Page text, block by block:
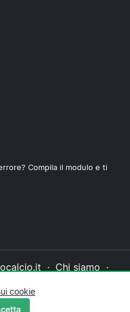
Compila il modulo e ti
· Chi siamo ·
editoriale
cookie